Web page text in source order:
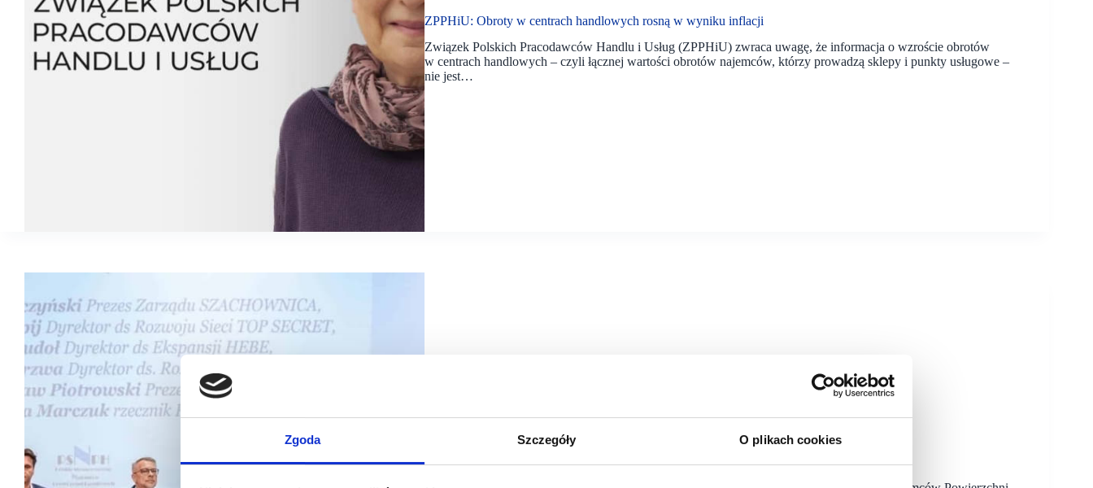
Zgoda Szczegóły O plikach cookies
ZPPHiU: Obroty w centrach handlowych rosną w wyniku inflacji
Związek Polskich Pracodawców Handlu i Usług (ZPPHiU) zwraca uwagę, że informacja o wzroście obrotów
w centrach handlowych – czyli łącznej wartości obrotów najemców, którzy prowadzą sklepy i punkty usługowe –
nie jest…
ZPPHiU i PSNPH: Najlepsze Praktyki w umowach najmu według najemców